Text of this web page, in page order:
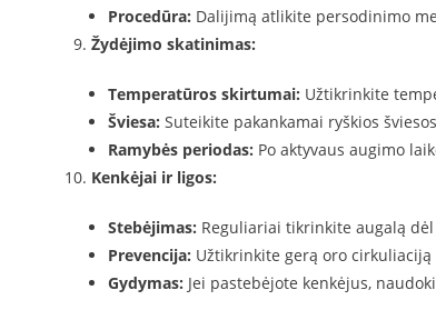
Procedūra: Dalijimą atlikite persodinimo
Žydėjimo skatinimas:
Temperatūros skirtumai: Užtikrinkite
Šviesa: Suteikite pakankamai ryškios
Ramybės periodas: Po aktyvaus augimo
Kenkėjai ir ligos:
Stebėjimas: Reguliariai tikrinkite augalą
Prevencija: Užtikrinkite gerą oro
Gydymas: Jei pastebėjote kenkėjus,